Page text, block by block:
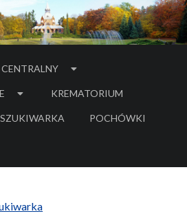
KREMATORIUM
POCHÓWKI
- LINK DO SERWISU